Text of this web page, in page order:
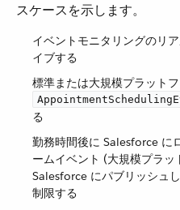
スケースを示します。
イベントモニタリングのリ
イブする
標準または大規模プラット
る
勤務時間後に Salesforce に
ームイベント (大規模プラ
Salesforce にパブリッシュ
制限する